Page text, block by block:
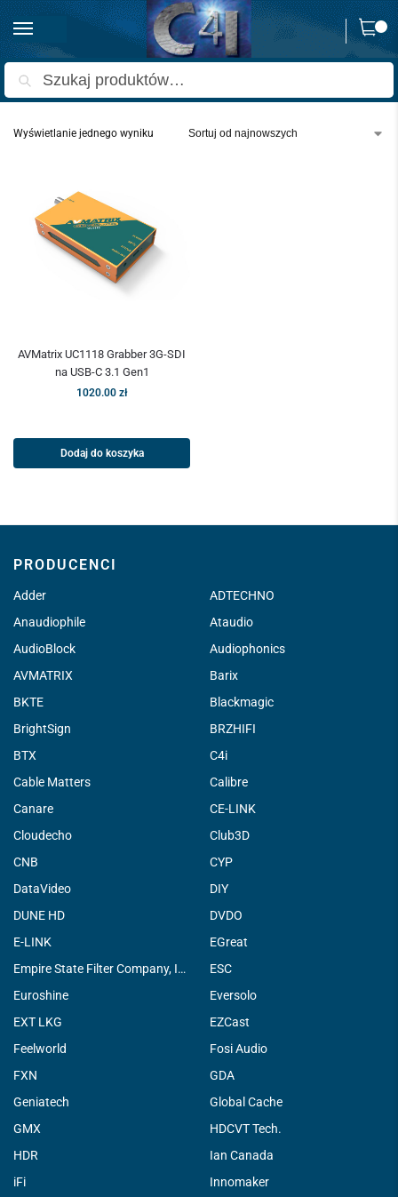
0
Strona główna Produkty oznaczone “nagrwarka sdi na usb”
Wyświetlanie jednego wyniku
AVMatrix UC1118 Grabber 3G-SDI
na USB-C 3.1 Gen1
1020.00 zł
Dodaj do koszyka
PRODUCENCI
Adder
ADTECHNO
Anaudiophile
Ataudio
AudioBlock
Audiophonics
AVMATRIX
Barix
BKTE
Blackmagic
BrightSign
BRZHIFI
BTX
C4i
Cable Matters
Calibre
Canare
CE-LINK
Cloudecho
Club3D
CNB
CYP
DataVideo
DIY
DUNE HD
DVDO
E-LINK
EGreat
Empire State Filter Company, INC.
ESC
Euroshine
Eversolo
EXT LKG
EZCast
Feelworld
Fosi Audio
FXN
GDA
Geniatech
Global Cache
GMX
HDCVT Tech.
HDR
Ian Canada
iFi
Innomaker